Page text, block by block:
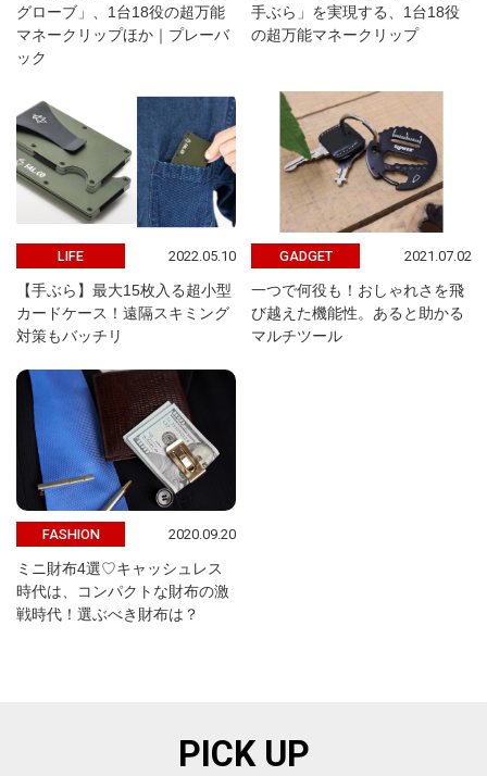
グローブ」、1台18役の超万能
マネークリップほか｜プレーバ
ック
手ぶら」を実現する、1台18役
の超万能マネークリップ
LIFE 2022.05.10
【手ぶら】最大15枚入る超小型
カードケース！遠隔スキミング
対策もバッチリ
GADGET 2021.07.02
一つで何役も！おしゃれさを飛
び越えた機能性。あると助かる
マルチツール
FASHION 2020.09.20
ミニ財布4選♡キャッシュレス
時代は、コンパクトな財布の激
戦時代！選ぶべき財布は？
PICK UP